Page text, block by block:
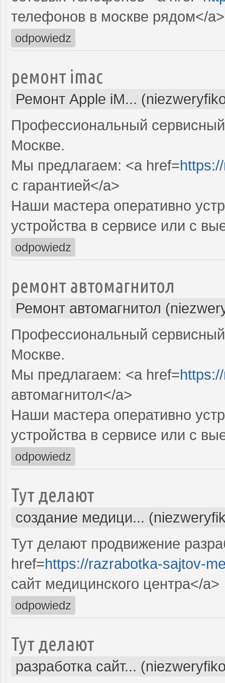
телефонов в москве рядом</a>
odpowiedz
ремонт imac
Ремонт Apple iM...
Профессиональный
Москве.
Мы предлагаем: <a href=
с гарантией</a>
Наши мастера оперативно
устройства в сервисе или с
odpowiedz
ремонт автомагнитол
Ремонт автомагнитол
Профессиональный
Москве.
Мы предлагаем: <a href=
автомагнитол</a>
Наши мастера оперативно
устройства в сервисе или с
odpowiedz
Тут делают
создание медици...
Тут делают продвижение
href=https://razrabotka-sajtov-
сайт медицинского центра</a>
odpowiedz
Тут делают
разработка сайт...